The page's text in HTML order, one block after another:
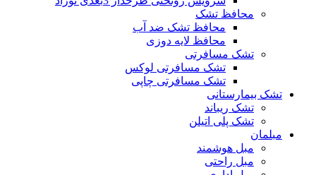
محافظ تشک
محافظ تشک ضد آب
محافظ لایه دوزی
تشک مسافرتی
تشک مسافرتی لوکس
تشک مسافرتی چاپی
تشک بیمارستانی
تشک ریباند
تشک پلی اتیلن
مبلمان
مبل هوشمند
مبل راحتی